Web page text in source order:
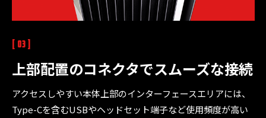
[ 03 ]
上部配置のコネクタでスムーズな接続
アクセスしやすい本体上部のインターフェースエリアには、
Type-Cを含むUSBやヘッドセット端子など使用頻度が高い